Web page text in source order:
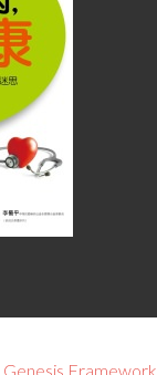
Genesis Framework